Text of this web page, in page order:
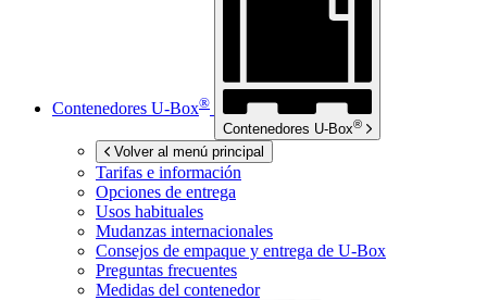
Contenedores U-Box®
Contenedores U-Box®
Volver al menú principal
Tarifas e información
Opciones de entrega
Usos habituales
Mudanzas internacionales
Consejos de empaque y entrega de U-Box
Preguntas frecuentes
Medidas del contenedor